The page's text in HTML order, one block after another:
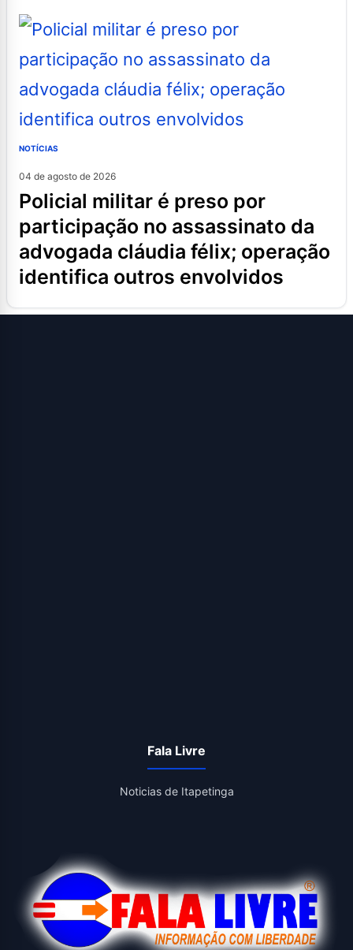
NOTÍCIAS
04 de agosto de 2026
policial militar é preso por
participação no assassinato da
advogada cláudia félix; operação
identifica outros envolvidos
Fala Livre
Noticias de Itapetinga